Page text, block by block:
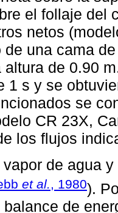
el follaje del
netos
de una cama
altura de 0.90
1 s y se
se
CR 23X,
los flujos
de agua y
et al. , 1980).
de